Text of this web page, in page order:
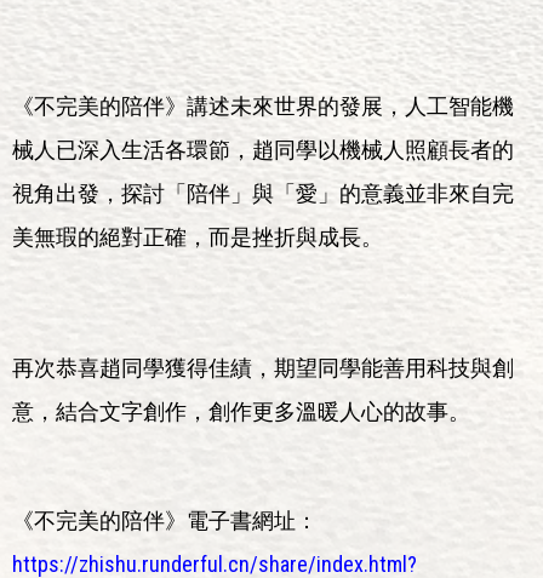
《不完美的陪伴》講述未來世界的發展，人工智能機
械人已深入生活各環節，趙同學以機械人照顧長者的
視角出發，探討「陪伴」與「愛」的意義並非來自完
美無瑕的絕對正確，而是挫折與成長。
再次恭喜趙同學獲得佳績，期望同學能善用科技與創
意，結合文字創作，創作更多溫暖人心的故事。
《不完美的陪伴》電子書網址：
https://zhishu.runderful.cn/share/index.html?